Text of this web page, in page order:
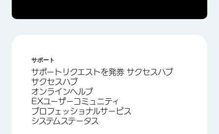
サポート
サポートリクエストを発券 サクセスハブ
サクセスハブ
オンラインヘルプ
EXユーザーコミュニティ
プロフェッショナルサービス
システムステータス